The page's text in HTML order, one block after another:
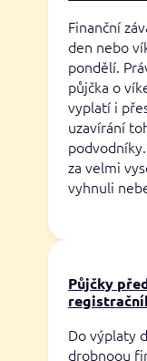
Finanční
den nebo
pondělí.
půjčka o
vyplatí i
uzavírání
za velmi
vyhnuli
Půjčky
Do výplaty
drobnoou